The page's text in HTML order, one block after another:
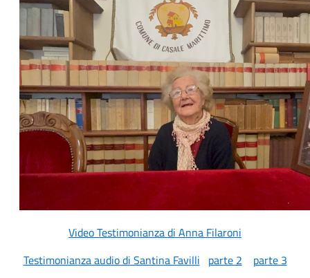
Video Testimonianza di Anna Filaroni
Testimonianza audio di Santina Favilli parte 2
parte 3